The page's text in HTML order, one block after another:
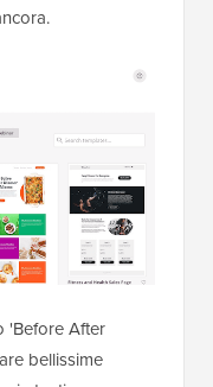
'Before After
bellissime